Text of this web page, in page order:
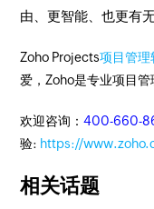
由、更智能、也更有
Zoho Projects项目管理
爱，Zoho是专业项目管
欢迎咨询：400-660-
验: https://
相关话题